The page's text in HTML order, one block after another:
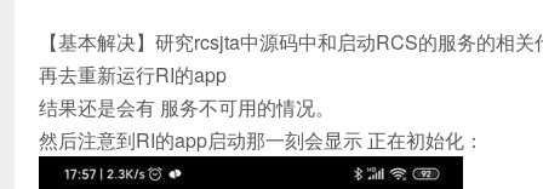
【基本解决】研究rcsjta中源码中和启动RCS的服务的相
再去重新运行RI的app
结果还是会有 服务不可用的情况。
然后注意到RI的app启动那一刻会显示 正在初始化：